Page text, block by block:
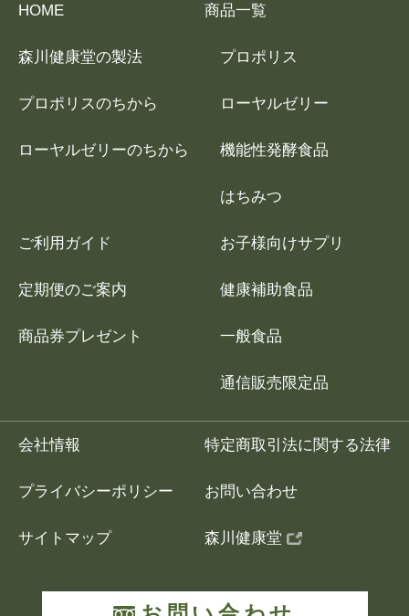
HOME 商品一覧
プロポリス
ローヤルゼリー
機能性発酵食品
はちみつ
お子様向けサプリ
健康補助食品
一般食品
通信販売限定品
森川健康堂の製法
プロポリスのちから
ローヤルゼリーのちから
ご利用ガイド
定期便のご案内
商品券プレゼント
会社情報
プライバシーポリシー
特定商取引法に関する法律
お問い合わせ
サイトマップ 森川健康堂